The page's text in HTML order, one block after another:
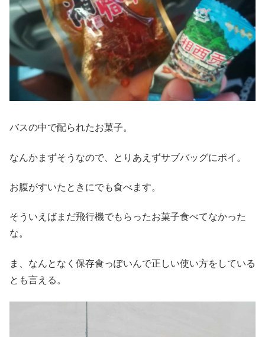
バスの中で配られたお菓子。
なんかまずそうなので、とりあえずサブバッグにポイ。
お腹がすいたときにでも食べます。
そういえばまだ飛行機でもらったお菓子食べてなかった
な。
ま、なんとなく保存食っぽいんで正しい使い方をしている
とも言える。